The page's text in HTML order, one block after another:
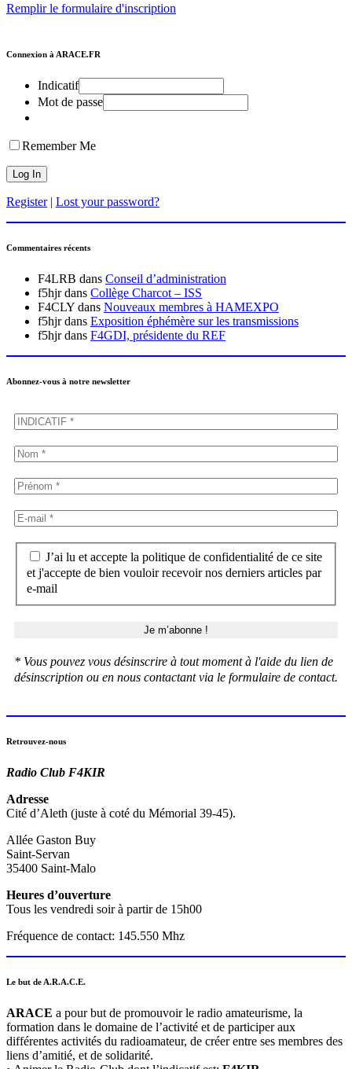
Remplir le formulaire d'inscription
Connexion à ARACE.FR
Indicatif
Mot de passe
Remember Me
Register| Lost your password?
Commentaires récents
F4LRB dans Conseil d’administration
f5hjrdans Collège Charcot – ISS
F4CLY dans Nouveaux membres à HAMEXPO
f5hjrdans Exposition éphémère sur les transmissions
f5hjrdans F4GDI, présidente du REF
Abonnez-vous à notre newsletter
J’ai lu et accepte la politique de confidentialité de ce site
et j'accepte de bien vouloir recevoir nos derniers articles par
e-mail
* Vous pouvez vous désinscrire à tout moment à l'aide du lien de
désinscription ou en nous contactant via le formulaire de contact.
Retrouvez-nous
Radio Club F4KIR
Adresse
Cité d’Aleth (juste à coté du Mémorial 39-45).
Allée Gaston Buy
Saint-Servan
35400 Saint-Malo
Heures d’ouverture
Tous les vendredi soir à partir de 15h00
Fréquence de contact: 145.550 Mhz
Le but de A.R.A.C.E.
ARACE a pour but de promouvoir le radio amateurisme, la
formation dans le domaine de l’activité et de participer aux
différentes activités du radioamateur, de créer entre ses membres des
liens d’amitié, et de solidarité.